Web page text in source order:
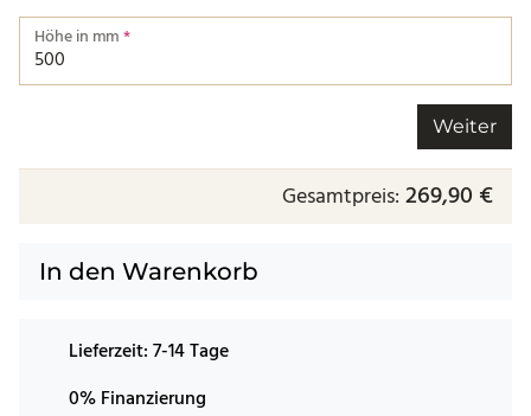
Breite von einer Kante bis zur nächsten.
Höhe in mm*
Weiter
Gesamtpreis: 269,90 €
In den Warenkorb
Lieferzeit:7-14 Tage
0% Finanzierung